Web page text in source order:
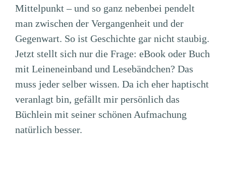
Mittelpunkt – und so ganz nebenbei pendelt
man zwischen der Vergangenheit und der
Gegenwart. So ist Geschichte gar nicht staubig.
Jetzt stellt sich nur die Frage: eBook oder Buch
mit Leineneinband und Lesebändchen? Das
muss jeder selber wissen. Da ich eher haptischt
veranlagt bin, gefällt mir persönlich das
Büchlein mit seiner schönen Aufmachung
natürlich besser.